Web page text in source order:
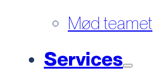
Mød teamet
Services